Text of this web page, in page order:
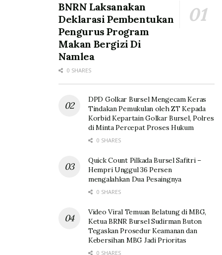
BNRN Laksanakan
Deklarasi Pembentukan
Pengurus Program
Makan Bergizi Di
Namlea
0 SHARES
DPD Golkar Bursel Mengecam Keras
Tindakan Pemukulan oleh ZT Kepada
Korbid Kepartain Golkar Bursel, Polres
di Minta Percepat Proses Hukum
0 SHARES
Quick Count Pilkada Bursel Safitri –
Hempri Unggul 36 Persen
mengalahkan Dua Pesaingnya
0 SHARES
Video Viral Temuan Belatung di MBG,
Ketua BRNR Bursel Sudirman Buton
Tegaskan Prosedur Keamanan dan
Kebersihan MBG Jadi Prioritas
0 SHARES